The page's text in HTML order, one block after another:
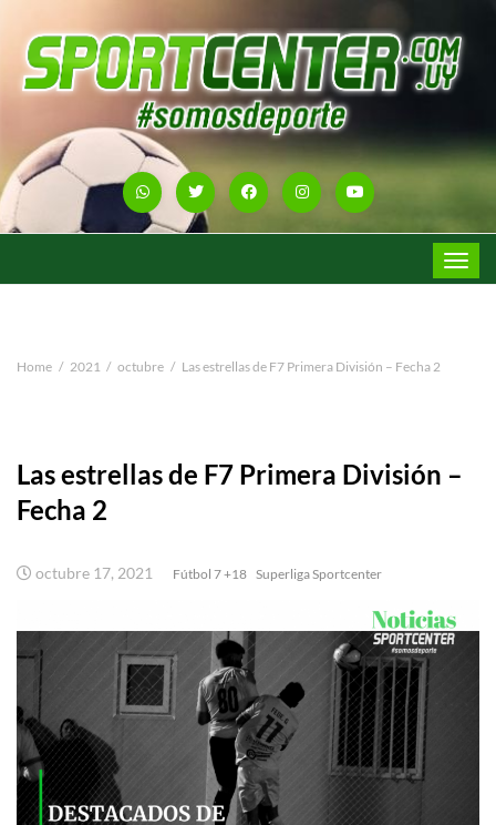
Toggle
Home 2021 octubre Las estrellas de F7 Primera División – Fecha 2
Las estrellas de F7 Primera División –
Fecha 2
octubre 17, 2021 Fútbol 7 +18 Superliga Sportcenter